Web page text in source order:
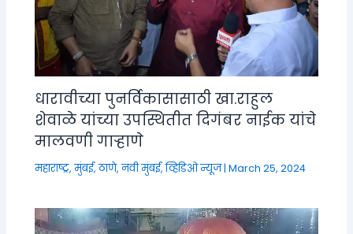
धारावीच्या पुनर्विकासासाठी खा.राहुल
शेवाळे यांच्या उपस्थितीत दिगंबर नाईक यांचे
मालवणी गाऱ्हाणे
महाराष्ट्र,मुंबई, ठाणे, नवी मुंबई,व्हिडिओ न्यूज|March 25, 2024